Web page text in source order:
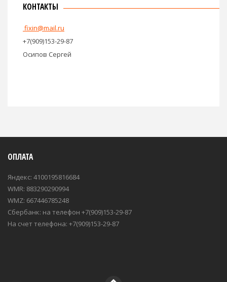
КОНТАКТЫ
fixin@mail.ru
+7(909)153-29-87
Осипов Сергей
ОПЛАТА
Яндекс: 4100195816684
WMR: 883290290994
WMZ: 667446785248
Сбербанк: на телефон +7(909)153-29-87
На счет телефона: +7(909)153-29-87